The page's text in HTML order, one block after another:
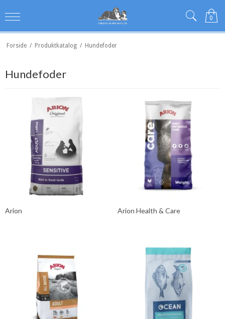
0
Forside / Produktkatalog / Hundefoder
Hundefoder
Arion Arion Health & Care